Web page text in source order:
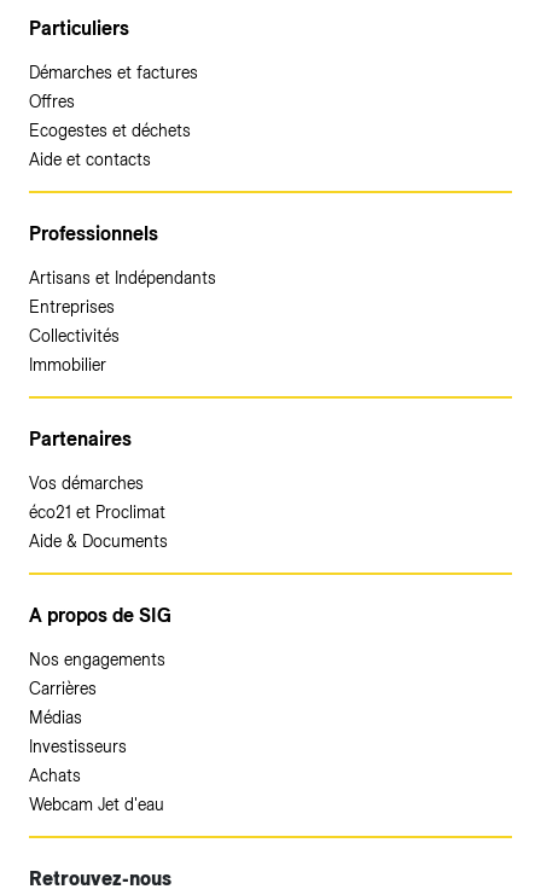
Particuliers
Démarches et factures
Offres
Ecogestes et déchets
Aide et contacts
Professionnels
Artisans et Indépendants
Entreprises
Collectivités
Immobilier
Partenaires
Vos démarches
éco21 et Proclimat
Aide & Documents
A propos de SIG
Nos engagements
Carrières
Médias
Investisseurs
Achats
Webcam Jet d'eau
Retrouvez-nous